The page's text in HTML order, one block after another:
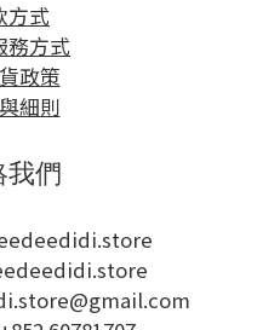
方式
務方式
政策
細則
我們